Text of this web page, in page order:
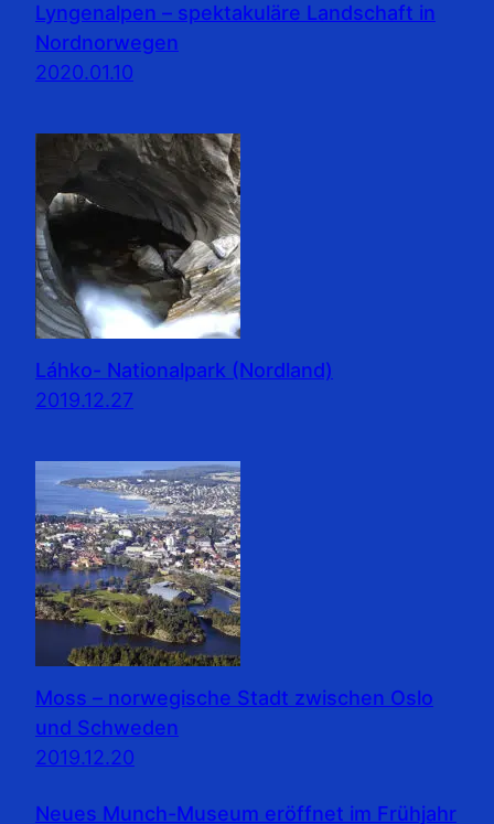
Lyngenalpen – spektakuläre Landschaft in
Nordnorwegen
2020.01.10
Láhko- Nationalpark (Nordland)
2019.12.27
Moss – norwegische Stadt zwischen Oslo
und Schweden
2019.12.20
Neues Munch-Museum eröffnet im Frühjahr